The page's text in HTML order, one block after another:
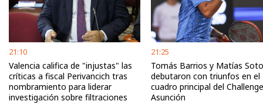
21:10
Valencia califica de "injustas" las
críticas a fiscal Perivancich tras
nombramiento para liderar
investigación sobre filtraciones
21:25
Tomás Barrios y Matías Soto
debutaron con triunfos en el
cuadro principal del
Asunción